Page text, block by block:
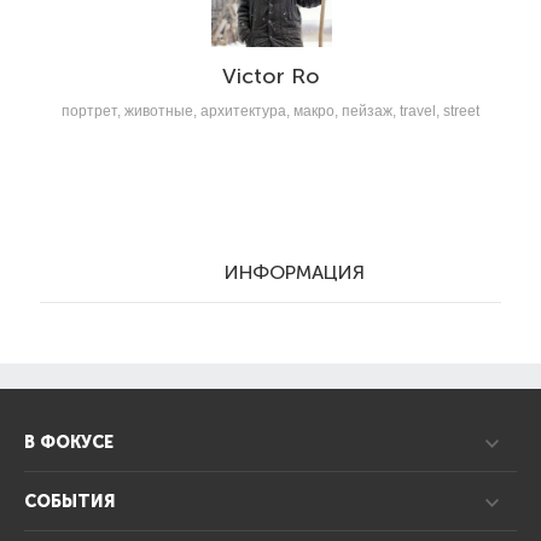
Victor Ro
портрет, животные, архитектура, макро, пейзаж, travel, street
ИНФОРМАЦИЯ
В ФОКУСЕ
СОБЫТИЯ